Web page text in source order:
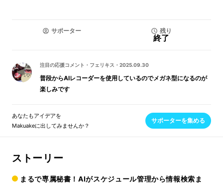
サポーター 残り
終了
注目の応援コメント ・ フェリキス ・ 2025.09.30
普段からAIレコーダーを使用しているのでメガネ型になるのが
楽しみです
あなたもアイデアを
Makuakeに出してみませんか？
サポーターを集める
ストーリー
まるで専属秘書！AIがスケジュール管理から情報検索ま